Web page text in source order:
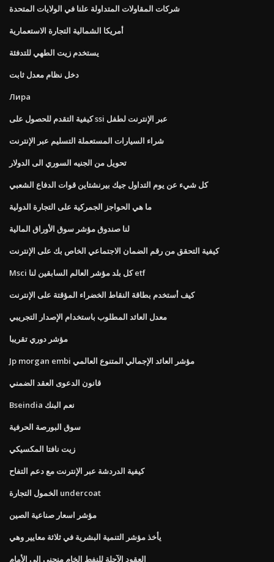
شركات المقاولات المتداولة علنا ​​في الولايات المتحدة
أمريكا الشمالية التجارة الاستعمارية
يستخدم زيت الطهي للتدفئة
دخل نظام معدل ثابت
Лира
كيفية التقدم للحصول على ssi عبر الإنترنت لطفل
شراء السيارات المستعملة التسليم عبر الإنترنت
تحويل من الجنيه السوري الى الدولار
كل شيء عن يوم التداول جيك بيرنشتاين قوات الدفاع الشعبي
ما هي الحواجز الجمركية على التجارة الدولية
لنا صندوق مؤشر سوق الأوراق المالية
كيفية التحقق من رقم الضمان الاجتماعي الخاص بك على الإنترنت
Msci كل بلد مؤشر العالم السابقين لنا etf
كيف أستخدم بطاقة النقاط الخضراء المؤقتة على الإنترنت
معدل العائد المطلوب باستخدام الإصدار التجريبي
مؤشر دوري تقريبا
Jp morgan embi مؤشر العائد الإجمالي المتنوع العالمي
قانون الدعوى العقد الضمني
Bseindia نعم البنك
سوق البورصة الحرفية
زيت نافتا المكسيكي
كيفية الدردشة عبر الإنترنت مع دعم التفاح
الخمول التجارة undercoat
مؤشر اسعار صناعية الصين
يأخذ مؤشر التنمية البشرية في ثلاثة معايير وهي
العقود الآجلة للنفط الخام منحنى إلى الأمام